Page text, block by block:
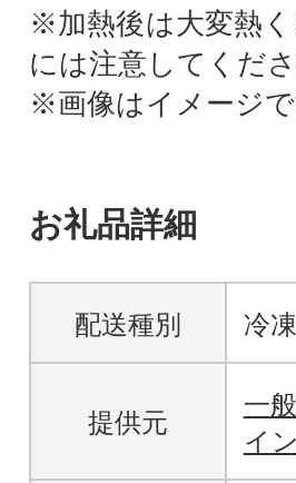
※加熱後は大変熱
には注意してくださ
※画像はイメージで
お礼品詳細
配送種別 冷
提供元
一
イン